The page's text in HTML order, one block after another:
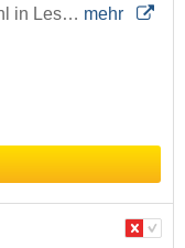
in Les… mehr